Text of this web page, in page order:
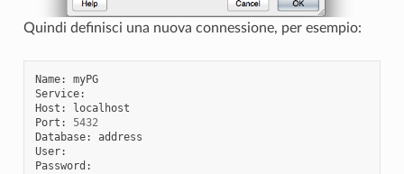
Quindi definisci una nuova connessione, per esempio:
Name:
myPG
Service:
Host :
localhost
Port :
5432
Database:
address
User:
Password :